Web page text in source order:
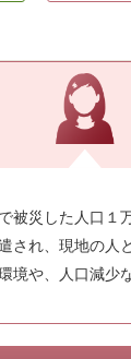
被災した人口１
され、現地の人
境や、人口減少